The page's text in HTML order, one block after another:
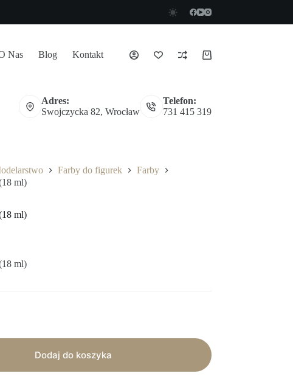
Nas Blog Kontakt Koszyk
Adres:
Swojczycka 82, Wrocław
Telefon:
731 415 319
Farby do figurek
Farby
ml)
ml)
ml)
Dodaj do koszyka